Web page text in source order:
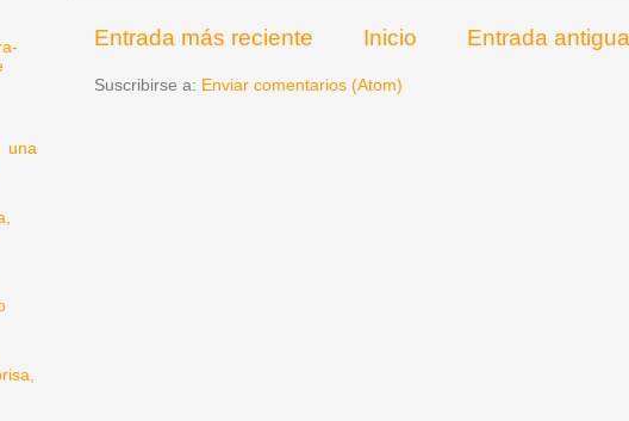
Entrada más reciente Entrada antigua
Inicio
Suscribirse a: Enviar comentarios (Atom)
una